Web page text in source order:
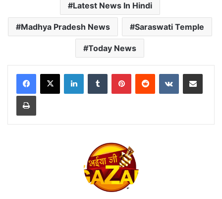
Latest News In Hindi
Madhya Pradesh News Saraswati Temple
Today News
LinkedInTumblr PinterestReddit VKontakteShare via Email
Print